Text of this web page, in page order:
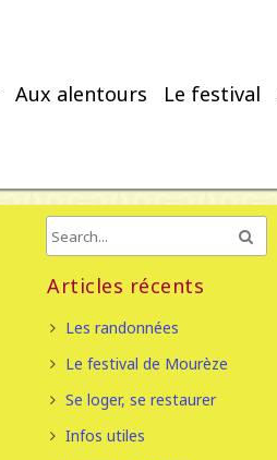
Aux alentours Le festival
Articles récents
Les randonnées
Le festival de Mourèze
Se loger, se restaurer
Infos utiles